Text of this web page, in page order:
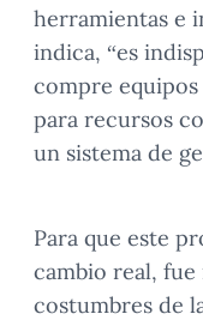
herramientas e
indica, “es
compre
para recursos
un sistema de
Para que este
cambio real,
costumbres de